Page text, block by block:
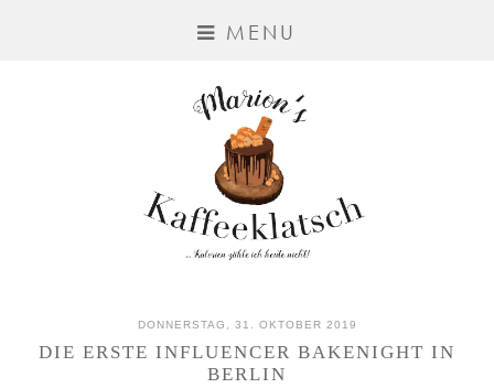
MENU
DONNERSTAG, 31. OKTOBER 2019
DIE ERSTE INFLUENCER BAKENIGHT IN
BERLIN